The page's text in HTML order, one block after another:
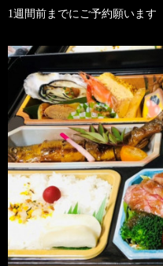
1週間前までにご予約願います